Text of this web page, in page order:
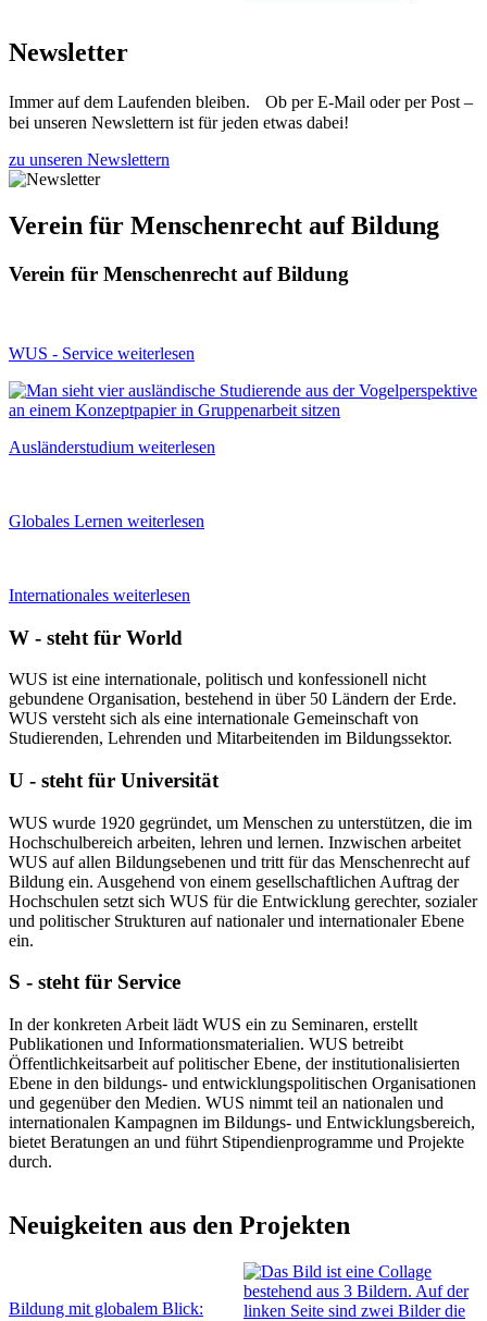
Newsletter
Immer auf dem Laufenden bleiben. Ob per E-Mail oder per Post –
bei unseren Newslettern ist für jeden etwas dabei!
zu unseren Newslettern
Verein für Menschenrecht auf Bildung
Verein für Menschenrecht auf Bildung
WUS - Service weiterlesen
Ausländerstudium weiterlesen
Globales Lernen weiterlesen
Internationales weiterlesen
W - steht für World
WUS ist eine internationale, politisch und konfessionell nicht
gebundene Organisation, bestehend in über 50 Ländern der Erde.
WUS versteht sich als eine internationale Gemeinschaft von
Studierenden, Lehrenden und Mitarbeitenden im Bildungssektor.
U - steht für Universität
WUS wurde 1920 gegründet, um Menschen zu unterstützen, die im
Hochschulbereich arbeiten, lehren und lernen. Inzwischen arbeitet
WUS auf allen Bildungsebenen und tritt für das Menschenrecht auf
Bildung ein. Ausgehend von einem gesellschaftlichen Auftrag der
Hochschulen setzt sich WUS für die Entwicklung gerechter, sozialer
und politischer Strukturen auf nationaler und internationaler Ebene
ein.
S - steht für Service
In der konkreten Arbeit lädt WUS ein zu Seminaren, erstellt
Publikationen und Informationsmaterialien. WUS betreibt
Öffentlichkeitsarbeit auf politischer Ebene, der institutionalisierten
Ebene in den bildungs- und entwicklungspolitischen Organisationen
und gegenüber den Medien. WUS nimmt teil an nationalen und
internationalen Kampagnen im Bildungs- und Entwicklungsbereich,
bietet Beratungen an und führt Stipendienprogramme und Projekte
durch.
Neuigkeiten aus den Projekten
Bildung mit globalem Blick: